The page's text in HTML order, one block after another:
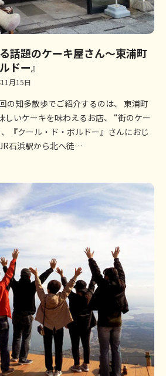
話題のケーキ屋さん～東浦町
ドー』
月15日
の知多散歩でご紹介するのは、 東浦町
しいケーキを味わえるお店、 “街のケー
『クール・ド・ボルドー』さんにおじ
石浜駅から北へ徒…